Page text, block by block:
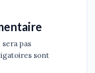
pas
sont